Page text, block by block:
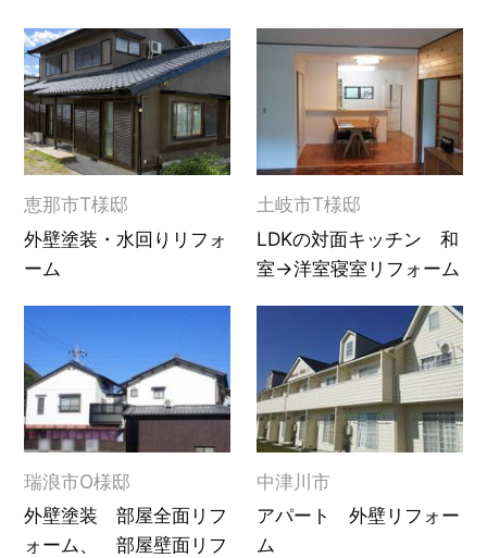
恵那市T様邸
外壁塗装・水回りリフォ
ーム
土岐市T様邸
LDKの対面キッチン 和
室→洋室寝室リフォーム
瑞浪市O様邸
外壁塗装 部屋全面リフ
ォーム、 部屋壁面リフ
中津川市
アパート 外壁リフォー
ム